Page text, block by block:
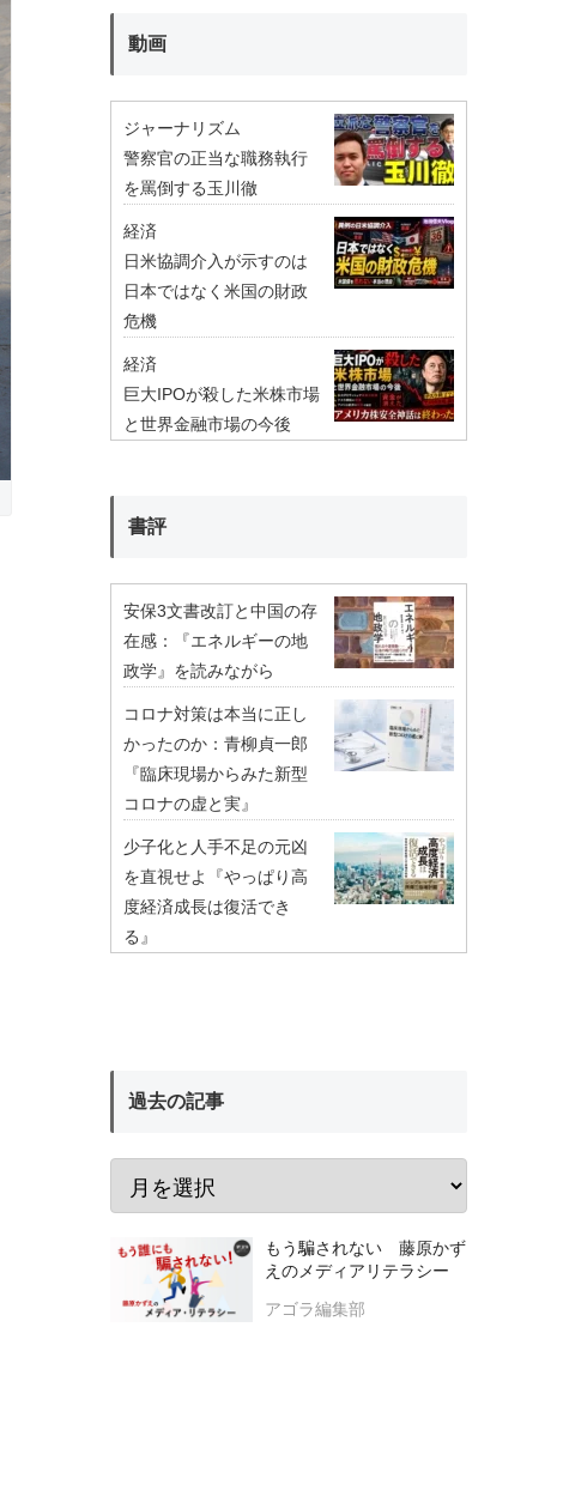
動画
ジャーナリズム
警察官の正当な職務執行
を罵倒する玉川徹
経済
日米協調介入が示すのは
日本ではなく米国の財政
危機
経済
巨大IPOが殺した米株市場
と世界金融市場の今後
書評
安保3文書改訂と中国の存
在感：『エネルギーの地
政学』を読みながら
コロナ対策は本当に正し
かったのか：青柳貞一郎
『臨床現場からみた新型
コロナの虚と実』
少子化と人手不足の元凶
を直視せよ『やっぱり高
度経済成長は復活でき
る』
過去の記事
もう騙されない 藤原かず
えのメディアリテラシー
アゴラ編集部